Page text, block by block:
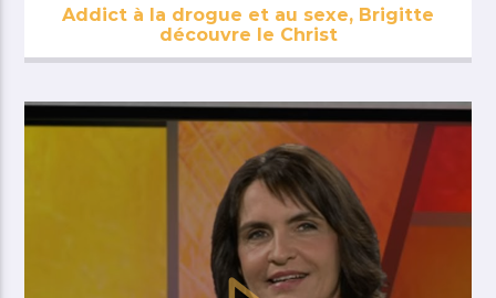
Addict à la drogue et au sexe, Brigitte
découvre le Christ